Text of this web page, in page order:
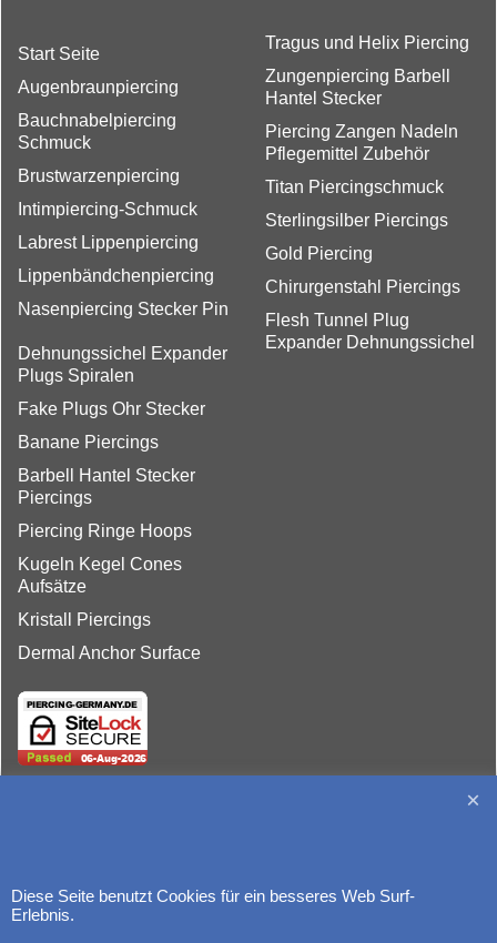
Start Seite
Augenbraunpiercing
Bauchnabelpiercing
Schmuck
Brustwarzenpiercing
Intimpiercing-Schmuck
Labrest Lippenpiercing
Lippenbändchenpiercing
Nasenpiercing Stecker Pin
Tragus und Helix Piercing
Zungenpiercing Barbell
Hantel Stecker
Piercing Zangen Nadeln
Pflegemittel Zubehör
Titan Piercingschmuck
Sterlingsilber Piercings
Gold Piercing
Chirurgenstahl Piercings
Flesh Tunnel Plug
Expander Dehnungssichel
Dehnungssichel Expander
Plugs Spiralen
Fake Plugs Ohr Stecker
Banane Piercings
Barbell Hantel Stecker
Piercings
Piercing Ringe Hoops
Kugeln Kegel Cones
Aufsätze
Kristall Piercings
Dermal Anchor Surface
Diese Seite benutzt Cookies für ein besseres Web Surf-
Erlebnis.